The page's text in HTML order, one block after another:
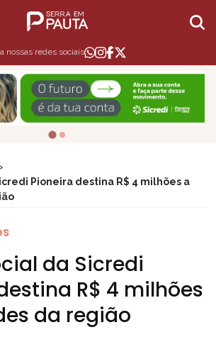
nossas redes sociais
Pioneira destina R$ 4 milhões a
da Sicredi
R$ 4 milhões
da região